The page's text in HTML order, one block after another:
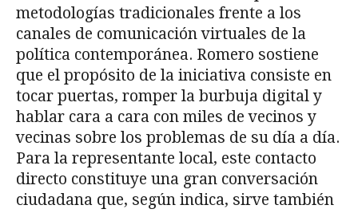
metodologías tradicionales frente a los
canales de comunicación virtuales de la
política contemporánea. Romero sostiene
que el propósito de la iniciativa consiste en
tocar puertas, romper la burbuja digital y
hablar cara a cara con miles de vecinos y
vecinas sobre los problemas de su día a día.
Para la representante local, este contacto
directo constituye una gran conversación
ciudadana que, según indica, sirve también